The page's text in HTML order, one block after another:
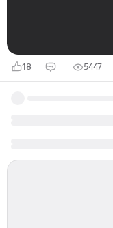
18 5447